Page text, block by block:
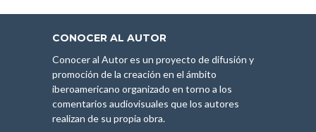
CONOCER AL AUTOR
Conocer al Autor es un proyecto de difusión y
promoción de la creación en el ámbito
iberoamericano organizado en torno a los
comentarios audiovisuales que los autores
realizan de su propia obra.